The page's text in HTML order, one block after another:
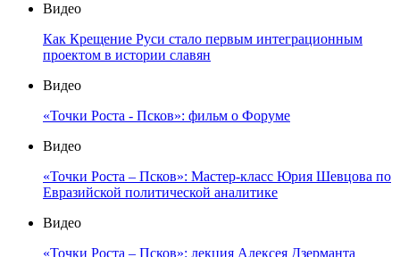
Видео
Как Крещение Руси стало первым интеграционным
проектом в истории славян
Видео
«Точки Роста - Псков»: фильм о Форуме
Видео
«Точки Роста – Псков»: Мастер-класс Юрия Шевцова по
Евразийской политической аналитике
Видео
«Точки Роста – Псков»: лекция Алексея Дзерманта